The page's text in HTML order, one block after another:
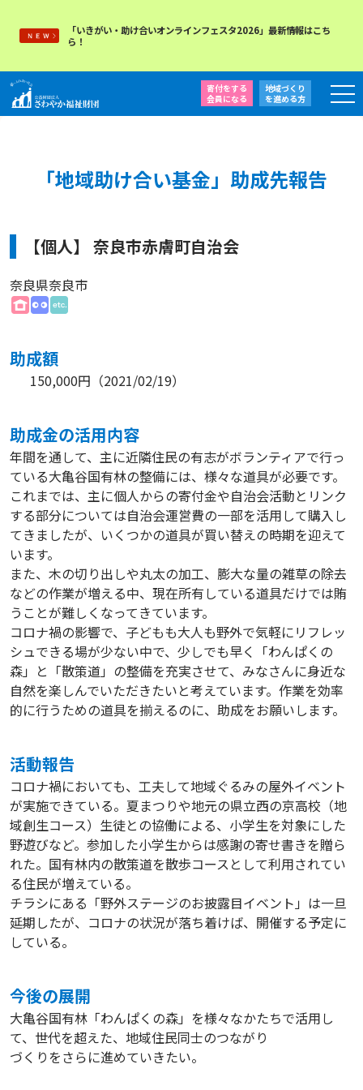
「いきがい・助け合いオンラインフェスタ2026」最新情報はこち
ら！
寄付をする
会員になる
地域づくり
を進める方
「地域助け合い基金」助成先報告
【個人】 奈良市赤膚町自治会
奈良県奈良市
助成額
150,000円 （2021/02/19）
助成⾦の活⽤内容
年間を通して、主に近隣住民の有志がボランティアで行っ
ている大亀谷国有林の整備には、様々な道具が必要です。
これまでは、主に個人からの寄付金や自治会活動とリンク
する部分については自治会運営費の一部を活用して購入し
てきましたが、いくつかの道具が買い替えの時期を迎えて
います。
また、木の切り出しや丸太の加工、膨大な量の雑草の除去
などの作業が増える中、現在所有している道具だけでは賄
うことが難しくなってきています。
コロナ禍の影響で、子どもも大人も野外で気軽にリフレッ
シュできる場が少ない中で、少しでも早く「わんぱくの
森」と「散策道」の整備を充実させて、みなさんに身近な
自然を楽しんでいただきたいと考えています。作業を効率
的に行うための道具を揃えるのに、助成をお願いします。
活動報告
コロナ禍においても、工夫して地域ぐるみの屋外イベント
が実施できている。夏まつりや地元の県立西の京高校（地
域創生コース）生徒との協働による、小学生を対象にした
野遊びなど。参加した小学生からは感謝の寄せ書きを贈ら
れた。国有林内の散策道を散歩コースとして利用されてい
る住民が増えている。
チラシにある「野外ステージのお披露目イベント」は一旦
延期したが、コロナの状況が落ち着けば、開催する予定に
している。
今後の展開
大亀谷国有林「わんぱくの森」を様々なかたちで活用し
て、世代を超えた、地域住民同士のつながり
づくりをさらに進めていきたい。